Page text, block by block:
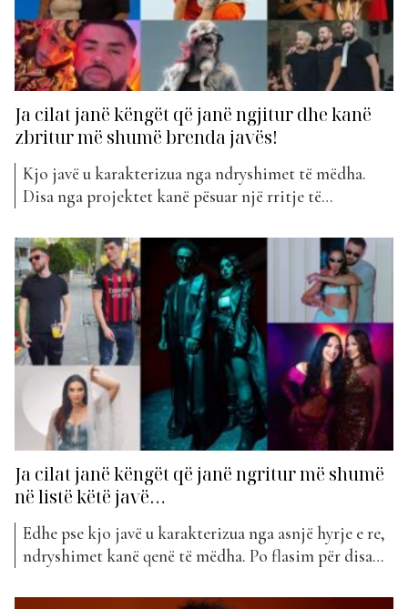
Ja cilat janë këngët që janë ngjitur dhe kanë
zbritur më shumë brenda javës!
Kjo javë u karakterizua nga ndryshimet të mëdha.
Disa nga projektet kanë pësuar një rritje të
pësuar një rënie të konsiderueshme. Ndiqni më
poshtë se cilat janë ato… Bletapërtace – Pa filter (+44
vende) Noizy – Follow You (+39 vende) Ibro Deli...
Ja cilat janë këngët që janë ngritur më shumë
në listë këtë javë…
Edhe pse kjo javë u karakterizua nga asnjë hyrje e re,
ndryshimet kanë qenë të mëdha. Po flasim për disa
konsiderueshme në pozicionim. Ndiqini më poshtë